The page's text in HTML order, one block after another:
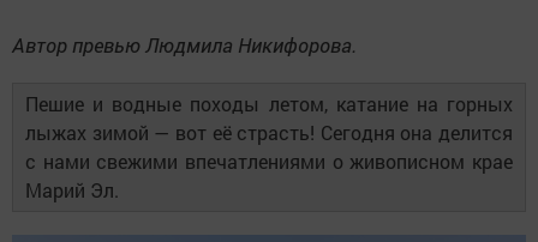
Автор превью Людмила Никифорова.
Пешие и водные походы летом, катание на горных
лыжах зимой — вот её страсть! Сегодня она делится
с нами свежими впечатлениями о живописном крае
Марий Эл.